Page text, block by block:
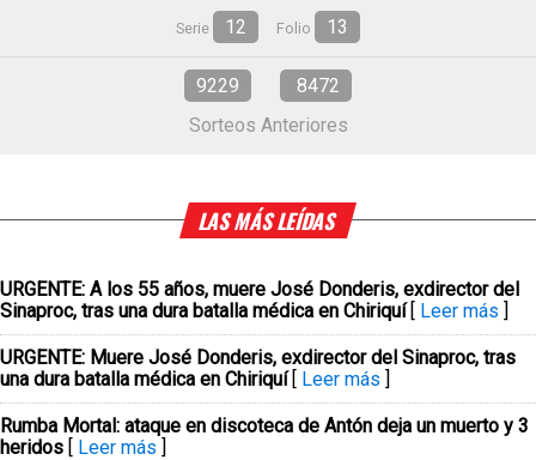
Serie 12 Folio 13
9229
8472
Sorteos Anteriores
LAS MÁS LEÍDAS
URGENTE: A los 55 años, muere José Donderis, exdirector del
Sinaproc, tras una dura batalla médica en Chiriquí [ Leer más ]
URGENTE: Muere José Donderis, exdirector del Sinaproc, tras
una dura batalla médica en Chiriquí [ Leer más ]
Rumba Mortal: ataque en discoteca de Antón deja un muerto y 3
heridos [ Leer más ]